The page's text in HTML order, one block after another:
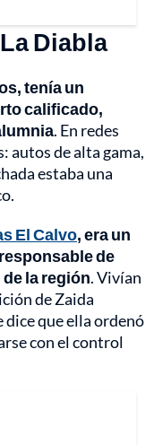
Diabla
tenía un
calificado,
. En redes
autos de alta gama,
estaba una
El Calvo, era un
de
la región. Vivían
de Zaida
dice que ella ordenó
con el control